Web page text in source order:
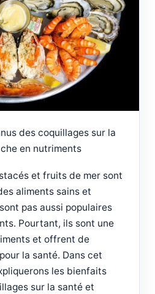
des coquillages sur la
en nutriments
et fruits de mer sont
aliments sains et
pas aussi populaires
Pourtant, ils sont une
et offrent de
la santé. Dans cet
les bienfaits
sur la santé et